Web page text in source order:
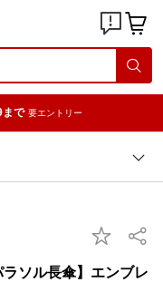
で 要エントリー
ソル長傘】エンブレ